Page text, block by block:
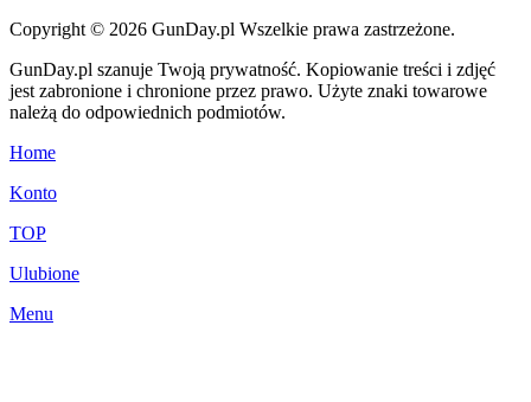
Copyright © 2026 GunDay.pl Wszelkie prawa zastrzeżone.
GunDay.pl szanuje Twoją prywatność. Kopiowanie treści i zdjęć
jest zabronione i chronione przez prawo. Użyte znaki towarowe
należą do odpowiednich podmiotów.
Home
Konto
TOP
Ulubione
Menu